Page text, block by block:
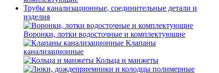
Трубы канализационные, соединительные детали и
изделия
Воронки, лотки водосточные и комплектующие
Клапаны
канализационные
Кольца и манжеты